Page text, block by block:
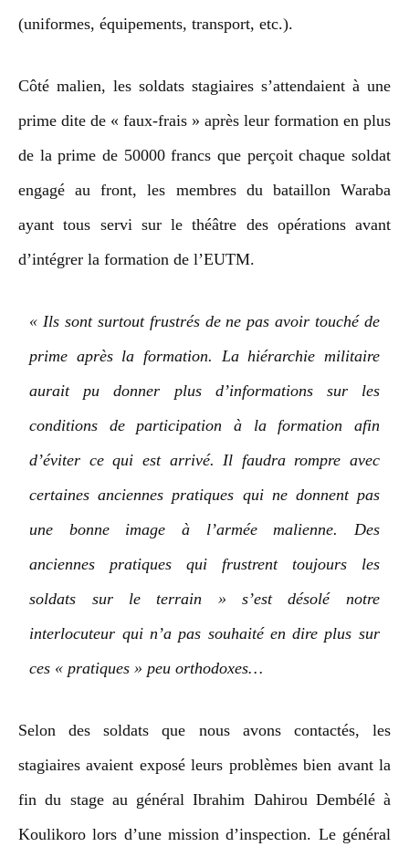
(uniformes, équipements, transport, etc.).
Côté malien, les soldats stagiaires s’attendaient à une
prime dite de « faux-frais » après leur formation en plus
de la prime de 50000 francs que perçoit chaque soldat
engagé au front, les membres du bataillon Waraba
ayant tous servi sur le théâtre des opérations avant
d’intégrer la formation de l’EUTM.
« Ils sont surtout frustrés de ne pas avoir touché de
prime après la formation. La hiérarchie militaire
aurait pu donner plus d’informations sur les
conditions de participation à la formation afin
d’éviter ce qui est arrivé. Il faudra rompre avec
certaines anciennes pratiques qui ne donnent pas
une bonne image à l’armée malienne. Des
anciennes pratiques qui frustrent toujours les
soldats sur le terrain » s’est désolé notre
interlocuteur qui n’a pas souhaité en dire plus sur
ces « pratiques » peu orthodoxes…
Selon des soldats que nous avons contactés, les
stagiaires avaient exposé leurs problèmes bien avant la
fin du stage au général Ibrahim Dahirou Dembélé à
Koulikoro lors d’une mission d’inspection. Le général